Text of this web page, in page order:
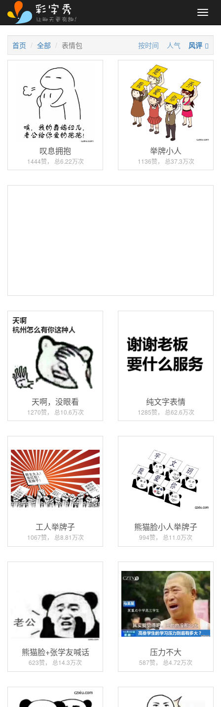
首页 全部 表情包 按时间 人气 风评
叹息拥抱
1444赞， 总6.22万次
举牌小人
1136赞， 总37.3万次
天啊，没眼看
1270赞， 总10.6万次
纯文字表情
1285赞， 总62.6万次
工人举牌子
1067赞， 总8.81万次
熊猫脸小人举牌子
994赞， 总11.0万次
熊猫脸+张学友喊话
623赞， 总14.3万次
压力不大
587赞， 总4.72万次